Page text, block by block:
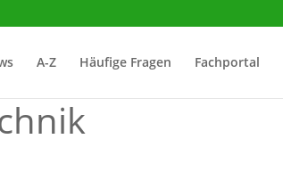
A-Z Häufige Fragen Fachportal